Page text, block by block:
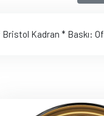
Kadran * Baskı: